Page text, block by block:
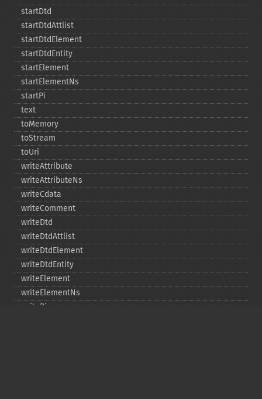
startDtd
startDtdAttlist
startDtdElement
startDtdEntity
startElement
startElementNs
startPi
text
toMemory
toStream
toUri
writeAttribute
writeAttributeNs
writeCdata
writeComment
writeDtd
writeDtdAttlist
writeDtdElement
writeDtdEntity
writeElement
writeElementNs
writePi